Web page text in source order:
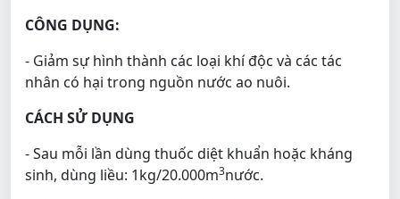
CÔNG DỤNG:
- Giảm sự hình thành các loại khí độc và các tác
nhân có hại trong nguồn nước ao nuôi.
CÁCH SỬ DỤNG
- Sau mỗi lần dùng thuốc diệt khuẩn hoặc kháng
sinh, dùng liều: 1kg/20.000m3nước.